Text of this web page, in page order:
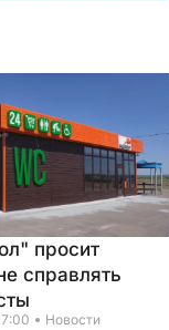
просит
справлять
Новости